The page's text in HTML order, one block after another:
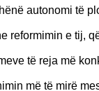
autonomi të
reformimin e tij,
të reja më
më të mirë